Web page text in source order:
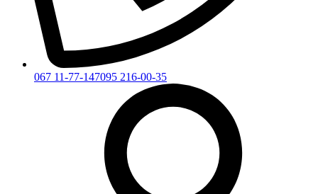
067 11-77-147095 216-00-35